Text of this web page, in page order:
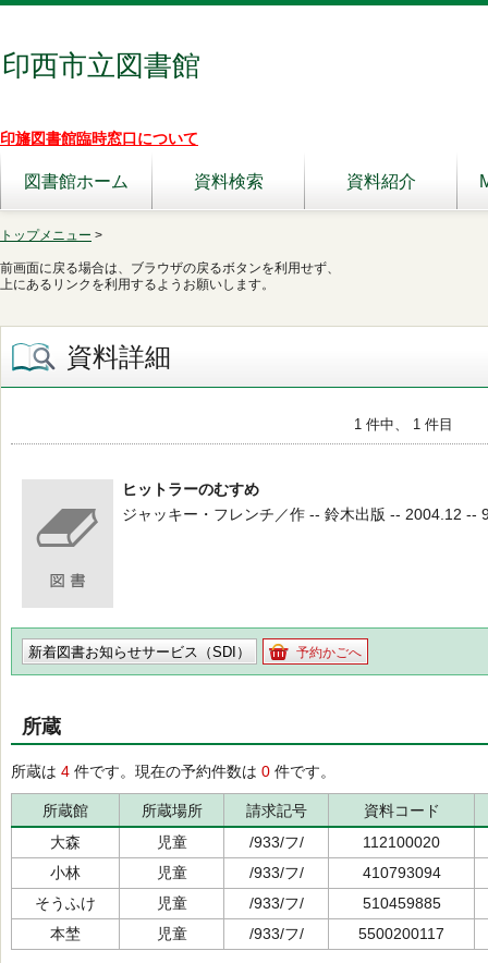
印西市立図書館
印旛図書館臨時窓口について
図書館ホーム 資料検索 資料紹介
トップメニュー >
前画面に戻る場合は、ブラウザの戻るボタンを利用せず、
上にあるリンクを利用するようお願いします。
資料詳細
1 件中、 1 件目
ヒットラーのむすめ
ジャッキー・フレンチ／作 -- 鈴木出版 -- 2004.12 --
新着図書お知らせサービス（SDI） 予約かごへ
所蔵
所蔵は 4 件です。現在の予約件数は 0 件です。
所蔵館 所蔵場所 請求記号
資料コード
大森
児童 /933/フ/
112100020
小林
児童 /933/フ/
410793094
そうふけ
児童 /933/フ/
510459885
本埜
児童 /933/フ/ 5500200117